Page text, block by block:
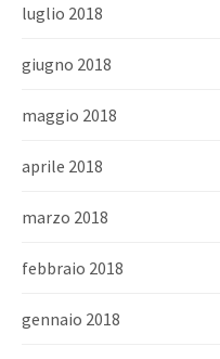
luglio 2018
giugno 2018
maggio 2018
aprile 2018
marzo 2018
febbraio 2018
gennaio 2018